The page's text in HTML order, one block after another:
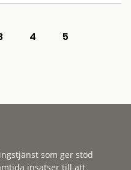
4 5
som ger stöd
insatser till att